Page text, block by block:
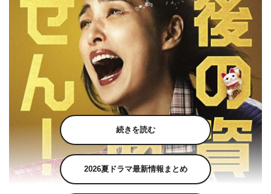
続きを読む
2026夏ドラマ最新情報まとめ